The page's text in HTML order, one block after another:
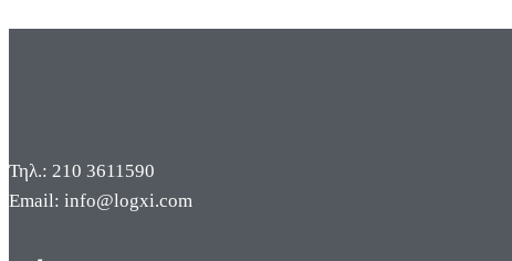
Τηλ.: 210 3611590
Email: info@logxi.com